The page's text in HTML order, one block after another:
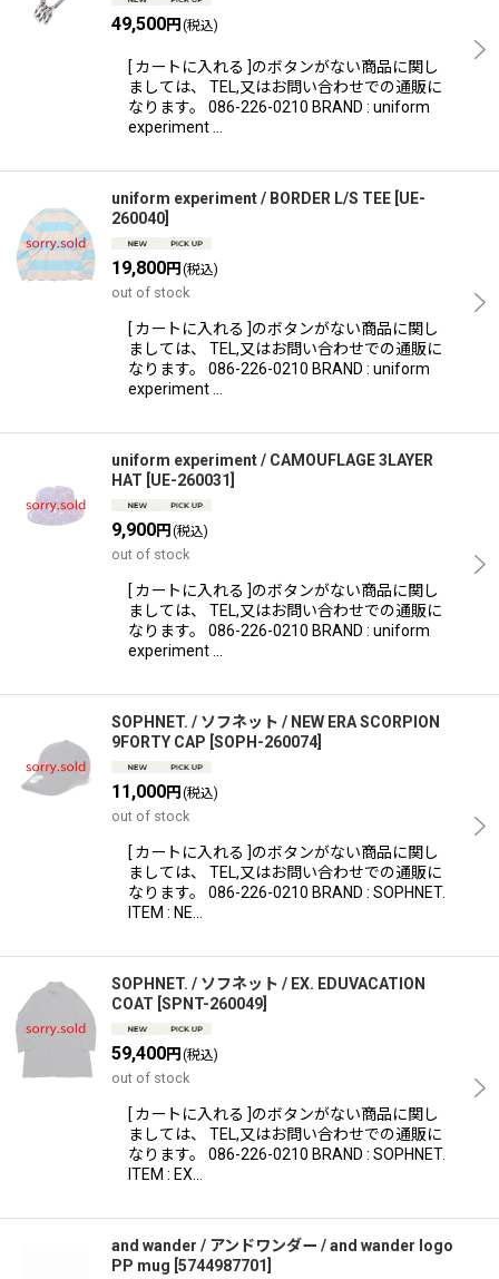
49,500円 (税込)
[ カートに入れる ]のボタンがない商品に関し
ましては、 TEL,又はお問い合わせでの通販に
なります。 086-226-0210 BRAND : uniform
experiment …
uniform experiment / BORDER L/S TEE UE-
260040
19,800円 (税込)
out of stock
[ カートに入れる ]のボタンがない商品に関し
ましては、 TEL,又はお問い合わせでの通販に
なります。 086-226-0210 BRAND : uniform
experiment …
uniform experiment / CAMOUFLAGE 3LAYER
HAT UE-260031
9,900円 (税込)
out of stock
[ カートに入れる ]のボタンがない商品に関し
ましては、 TEL,又はお問い合わせでの通販に
なります。 086-226-0210 BRAND : uniform
experiment …
SOPHNET. / ソフネット / NEW ERA SCORPION
9FORTY CAP SOPH-260074
11,000円 (税込)
out of stock
[ カートに入れる ]のボタンがない商品に関し
ましては、 TEL,又はお問い合わせでの通販に
なります。 086-226-0210 BRAND : SOPHNET.
ITEM : NE…
SOPHNET. / ソフネット / EX. EDUVACATION
COAT SPNT-260049
59,400円 (税込)
out of stock
[ カートに入れる ]のボタンがない商品に関し
ましては、 TEL,又はお問い合わせでの通販に
なります。 086-226-0210 BRAND : SOPHNET.
ITEM : EX…
and wander / アンドワンダー / and wander logo
PP mug 5744987701